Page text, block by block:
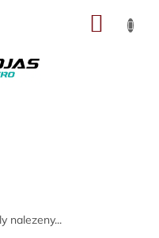
nalezeny...